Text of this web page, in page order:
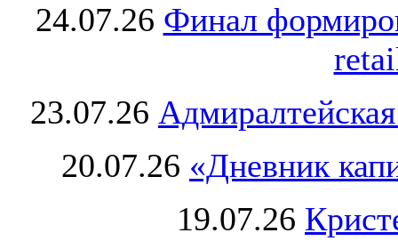
24.07.26 Финал
23.07.26
20.07.26 «Дневник
19.07.26